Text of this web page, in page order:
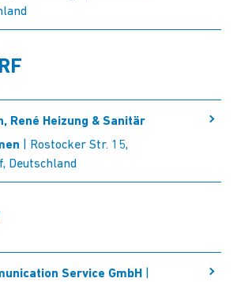
René Heizung & Sanitär
| Rostocker Str. 15,
Deutschland
Service GmbH